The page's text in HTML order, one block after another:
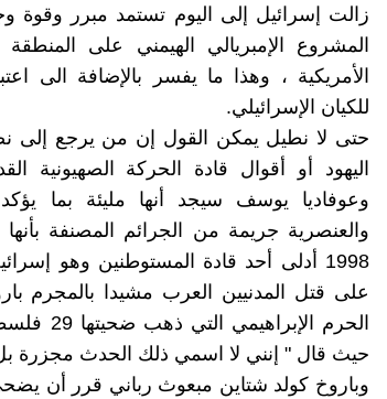
زالت إسرائيل إلى اليوم تستمد مبرر
المشروع الإمبريالي الهيمني على المنطقة
الأمريكية ، وهذا ما يفسر بالإضافة الى
للكيان الإسرائيلي.
حتى لا نطيل يمكن القول إن من يرجع إلى
اليهود أو أقوال قادة الحركة الصهيونية
وعوفاديا يوسف سيجد أنها مليئة بما
1998 أدلى أحد قادة المستوطنين وهو
على قتل المدنيين العرب مشيدا بالمجرم
الحرم
حيث قال " إنني لا اسمي ذلك الحدث مجزرة
وباروخ كولد شتاين مبعوث رباني قرر أن